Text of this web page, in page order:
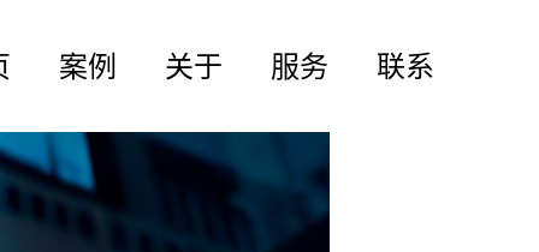
案例 关于 服务 联系